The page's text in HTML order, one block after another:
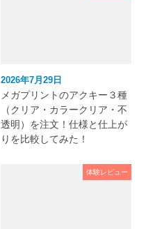
2026年7月29日
メガプリントのアクキー３種
（クリア・カラークリア・不
透明）を注文！仕様と仕上が
りを比較してみた！
体験レビュー